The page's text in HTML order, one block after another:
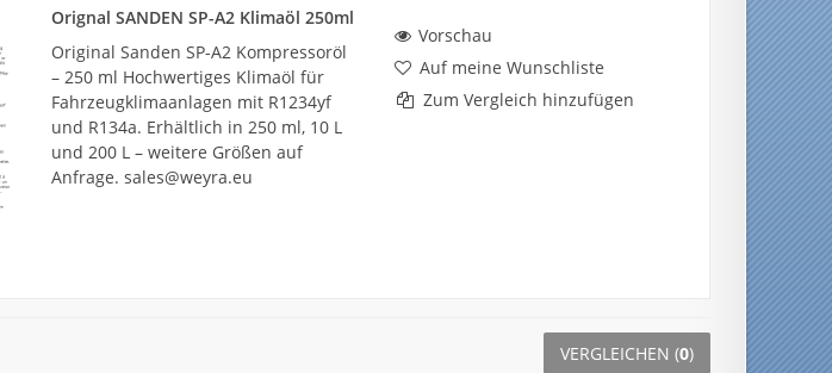
Orignal SANDEN SP-A2 Klimaöl 250ml
Original Sanden SP-A2 Kompressoröl
– 250 ml Hochwertiges Klimaöl für
Fahrzeugklimaanlagen mit R1234yf
und R134a. Erhältlich in 250 ml, 10 L
und 200 L – weitere Größen auf
Anfrage. sales@weyra.eu
Vorschau
Auf meine Wunschliste
Zum Vergleich hinzufügen
VERGLEICHEN (0)